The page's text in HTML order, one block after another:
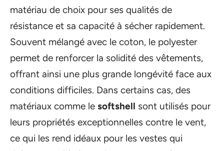
matériau de choix pour ses qualités de
résistance et sa capacité à sécher rapidement.
Souvent mélangé avec le coton, le polyester
permet de renforcer la solidité des vêtements,
offrant ainsi une plus grande longévité face aux
conditions difficiles. Dans certains cas, des
matériaux comme le softshell sont utilisés pour
leurs propriétés exceptionnelles contre le vent,
ce qui les rend idéaux pour les vestes qui